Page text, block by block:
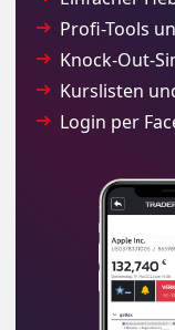
Profi-Tools
Knock-Out-
Kurslisten
Login per